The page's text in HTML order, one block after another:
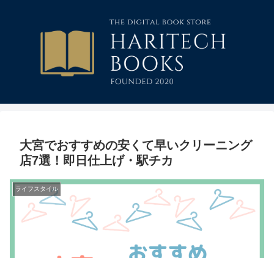
大宮でおすすめの安くて早いクリーニング
店7選！即日仕上げ・駅チカ
ライフスタイル